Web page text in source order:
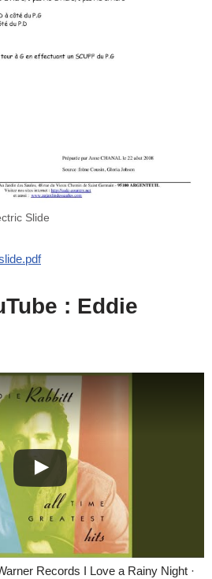
Slide
: Eddie
Records I Love a Rainy Night ·